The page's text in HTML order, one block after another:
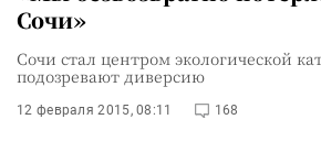
Сочи»
Сочи стал центром экологической
подозревают диверсию
12 февраля 2015, 08:11 168